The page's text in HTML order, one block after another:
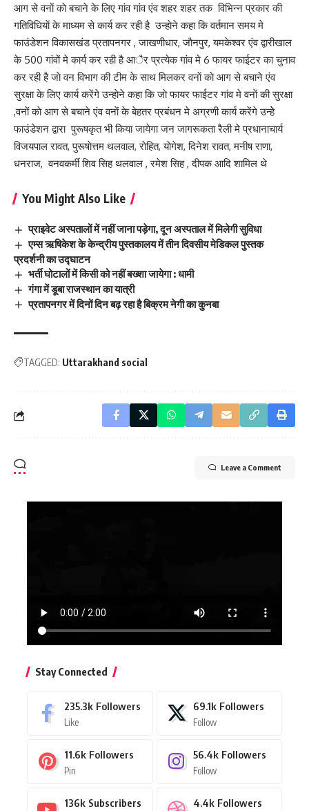
आग से वनाें काे बचाने के लिए गांव गांव एंव शहर शहर तक विभिन्न प्रकार की
गतिविधियाें के माध्यम से कार्य कर रही है उन्हाेने कहा कि वर्तमान समय मे
फाउंडेशन विकासखंड प्रतापनगर , जाखणीधार, जाैनपुर, यमकेश्वर एंव द्वारीखाल
के 500 गांवाें मे कार्य कर रही है आैर प्रत्येक गांव मे 6 फायर फाईटर का चुनाव
कर रही है जाे वन विभाग की टीम के साथ मिलकर वनाें काे आग से बचाने एंव
सुरक्षा के लिए कार्य करेंगे उन्हाेने कहा कि जाे फायर फाईटर गांव मे वनाें की सुरक्षा
,वनाें काे आग से बचाने एंव वनाें के बेहतर प्रबंधन मे अग्रणी कार्य करेंगे उन्हेे
फाउंडेशन द्वारा पुरूषकृत भी किया जायेगा जन जागरूकता रैली मे प्रधानाचार्य
विजयपाल रावत, पुरूषाेत्तम थलवाल, राेहित, याेगेश, दिनेश रावत, मनीष राणा,
धनराज, वनवकर्मी शिव सिह थलवाल , रमेश सिह , दीपक आदि शामिल थे
You Might Also Like
प्राइवेट अस्पतालों में नहीं जाना पड़ेगा, दून अस्पताल में मिलेगी सुविधा
एम्स ऋषिकेश के केन्द्रीय पुस्तकालय में तीन दिवसीय मेडिकल पुस्तक
प्रदर्शनी का उद्घाटन
भर्ती घोटालों में किसी को नहीं बख्शा जायेगा : धामी
गंगा में डूबा राजस्थान का यात्री
प्रतापनगर में दिनों दिन बढ़ रहा है बिक्रम नेगी का कुनबा
TAGGED: Uttarakhand social
Leave a Comment
Stay Connected
235.3k Followers
Like
69.1k Followers
Follow
11.6k Followers
Pin
56.4k Followers
Follow
136k Subscribers 4.4k Followers